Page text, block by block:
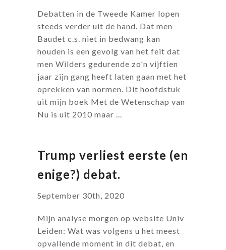
Debatten in de Tweede Kamer lopen
steeds verder uit de hand. Dat men
Baudet c.s. niet in bedwang kan
houden is een gevolg van het feit dat
men Wilders gedurende zo'n vijftien
jaar zijn gang heeft laten gaan met het
oprekken van normen. Dit hoofdstuk
uit mijn boek Met de Wetenschap van
Nu is uit 2010 maar ...
Trump verliest eerste (en
enige?) debat.
September 30th, 2020
Mijn analyse morgen op website Univ
Leiden: Wat was volgens u het meest
opvallende moment in dit debat, en